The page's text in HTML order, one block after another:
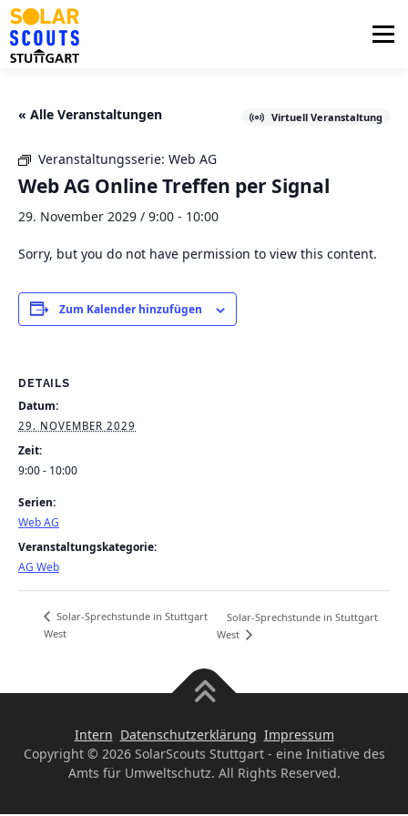
Zum
Inhalt
springen
Menü
« Alle Veranstaltungen Virtuell Veranstaltung
Veranstaltungsserie: Web AG
Web AG Online Treffen per Signal
29. November 2029 / 9:00 - 10:00
Sorry, but you do not have permission to view this content.
Zum Kalender hinzufügen
DETAILS
Datum:
29. NOVEMBER 2029
Zeit:
9:00 - 10:00
Serien:
Web AG
Veranstaltungskategorie:
AG Web
Solar-Sprechstunde in Stuttgart
West
Solar-Sprechstunde in Stuttgart
West
Intern Datenschutzerklärung Impressum
Copyright © 2026 SolarScouts Stuttgart - eine Initiative des
Amts für Umweltschutz. All Rights Reserved.